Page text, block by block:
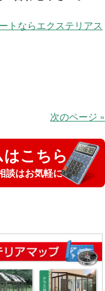
トならエクステリアス
次のページ »
こちら
談はお気軽に